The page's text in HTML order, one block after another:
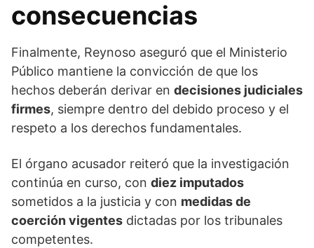
consecuencias
Finalmente, Reynoso aseguró que el Ministerio
Público mantiene la convicción de que los
hechos deberán derivar en decisiones judiciales
firmes, siempre dentro del debido proceso y el
respeto a los derechos fundamentales.
El órgano acusador reiteró que la investigación
continúa en curso, con diez imputados
sometidos a la justicia y con medidas de
coerción vigentes dictadas por los tribunales
competentes.